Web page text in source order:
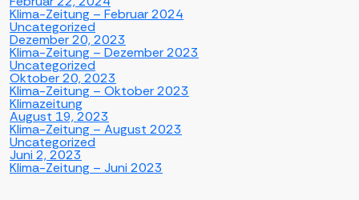
Klima-Zeitung – Februar 2024
Uncategorized
Dezember 20, 2023
Klima-Zeitung – Dezember 2023
Uncategorized
Oktober 20, 2023
Klima-Zeitung – Oktober 2023
Klimazeitung
August 19, 2023
Klima-Zeitung – August 2023
Uncategorized
Juni 2, 2023
Klima-Zeitung – Juni 2023